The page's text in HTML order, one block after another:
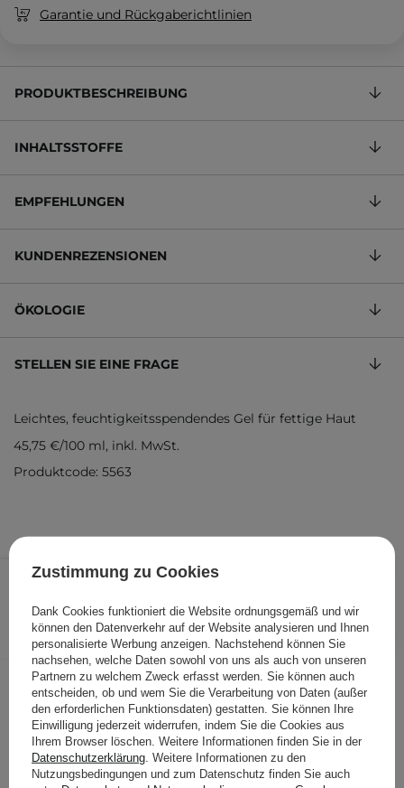
26,99 € /Stk.
IN DEN WARENKORB
Garantie und Rückgaberichtlinien
PRODUKTBESCHREIBUNG
INHALTSSTOFFE
EMPFEHLUNGEN
KUNDENREZENSIONEN
ÖKOLOGIE
STELLEN SIE EINE FRAGE
Leichtes, feuchtigkeitsspendendes Gel für fettige Haut
45,75 €/100 ml, inkl. MwSt.
Produktcode: 5563
Folgende Produkte wurden von
anderen Kunden geprüft
Zustimmung zu Cookies
Dank Cookies funktioniert die Website ordnungsgemäß und wir
können den Datenverkehr auf der Website analysieren und Ihnen
personalisierte Werbung anzeigen. Nachstehend können Sie
nachsehen, welche Daten sowohl von uns als auch von unseren
Partnern zu welchem Zweck erfasst werden. Sie können auch
entscheiden, ob und wem Sie die Verarbeitung von Daten (außer
den erforderlichen Funktionsdaten) gestatten. Sie können Ihre
Einwilligung jederzeit widerrufen, indem Sie die Cookies aus
Ihrem Browser löschen. Weitere Informationen finden Sie in der
Datenschutzerklärung . Weitere Informationen zu den
Nutzungsbedingungen und zum Datenschutz finden Sie auch